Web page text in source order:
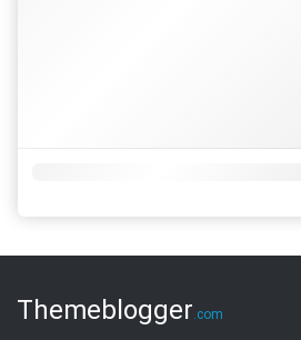
Themeblogger.com